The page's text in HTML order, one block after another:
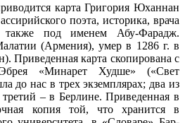
карта Григория Юханнан
поэта, историка, врача
также под именем Абу-Фарадж.
(Армения), умер в 1286 г. в
Приведенная карта скопирована с
«Минарет Худше» («Свет
до нас в трех экземплярах; два из
– в Берлине. Приведенная в
копия той, что хранится в